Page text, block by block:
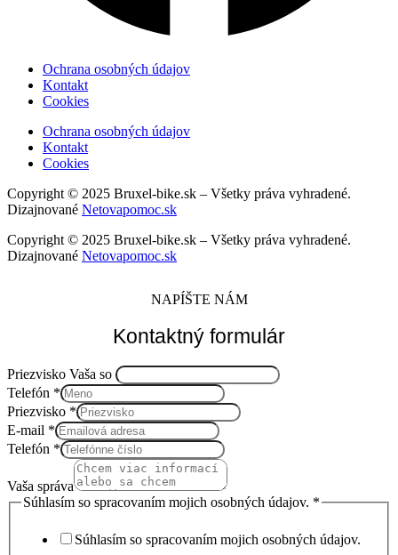
Ochrana osobných údajov
Kontakt
Cookies
Ochrana osobných údajov
Kontakt
Cookies
Copyright © 2025 Bruxel-bike.sk – Všetky práva vyhradené.
Dizajnované Netovapomoc.sk
Copyright © 2025 Bruxel-bike.sk – Všetky práva vyhradené.
Dizajnované Netovapomoc.sk
NAPÍŠTE NÁM
Kontaktný formulár
Priezvisko Vaša so
Telefón *
Priezvisko *
E-mail *
Telefón *
Vaša správa
Súhlasím so spracovaním mojich osobných údajov. *
Súhlasím so spracovaním mojich osobných údajov.